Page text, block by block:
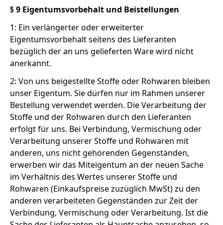
§ 9 Eigentumsvorbehalt und Beistellungen
1: Ein verlängerter oder erweiterter
Eigentumsvorbehalt seitens des Lieferanten
bezüglich der an uns gelieferten Ware wird nicht
anerkannt.
2: Von uns beigestellte Stoffe oder Rohwaren bleiben
unser Eigentum. Sie dürfen nur im Rahmen unserer
Bestellung verwendet werden. Die Verarbeitung der
Stoffe und der Rohwaren durch den Lieferanten
erfolgt für uns. Bei Verbindung, Vermischung oder
Verarbeitung unserer Stoffe und Rohwaren mit
anderen, uns nicht gehörenden Gegenständen,
erwerben wir das Miteigentum an der neuen Sache
im Verhältnis des Wertes unserer Stoffe und
Rohwaren (Einkaufspreise zuzüglich MwSt) zu den
anderen verarbeiteten Gegenständen zur Zeit der
Verbindung, Vermischung oder Verarbeitung. Ist die